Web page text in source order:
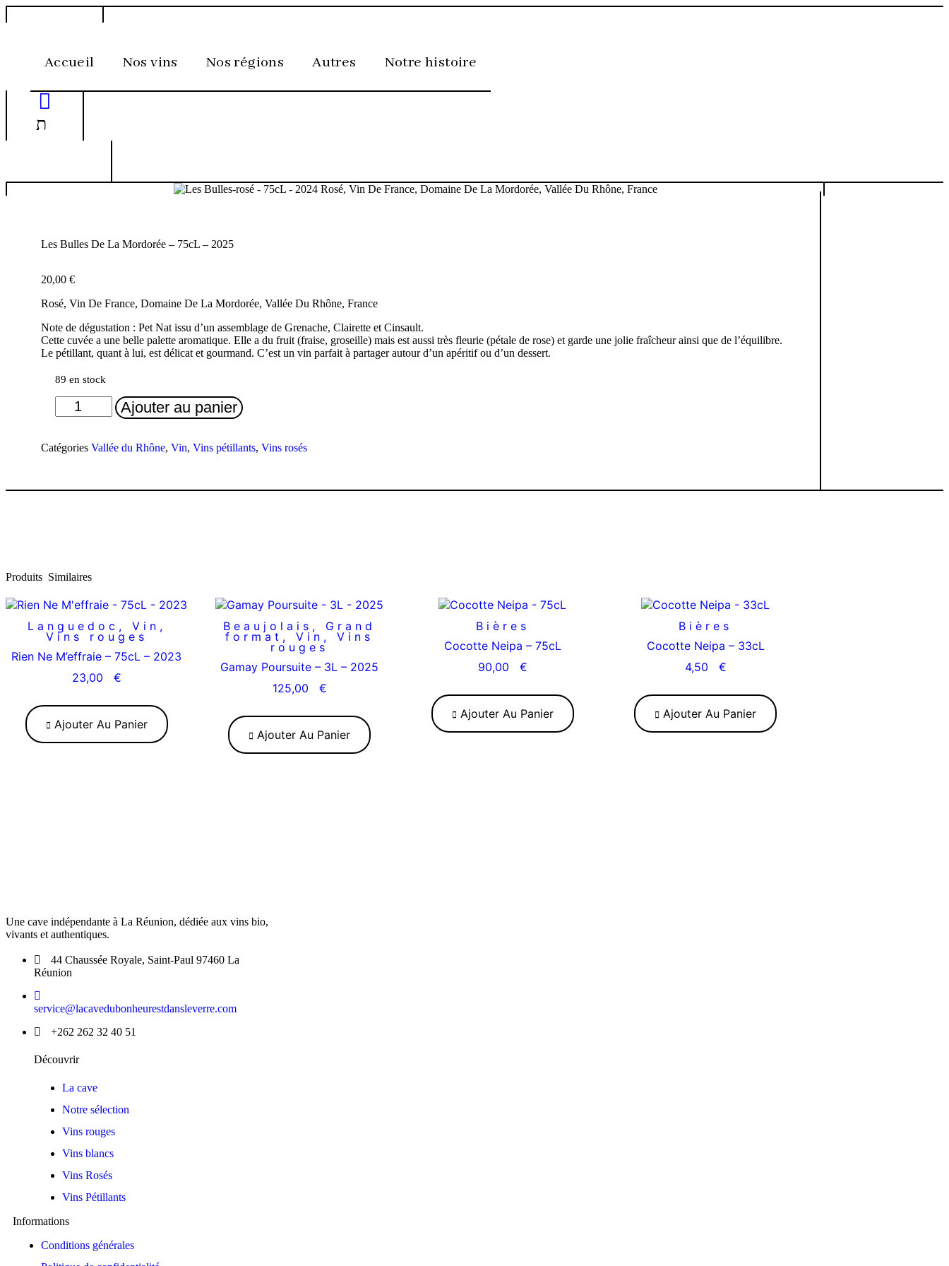
Aller
au
Accueil Nos vins Nos régions Autres Notre histoire
Les Bulles De La Mordorée – 75cL – 2025
20,00 €
Rosé, Vin De France, Domaine De La Mordorée, Vallée Du Rhône, France
Note de dégustation : Pet Nat issu d’un assemblage de Grenache, Clairette et Cinsault.
Cette cuvée a une belle palette aromatique. Elle a du fruit (fraise, groseille) mais est aussi très fleurie (pétale de rose) et garde une jolie fraîcheur ainsi que de l’équilibre.
Le pétillant, quant à lui, est délicat et gourmand. C’est un vin parfait à partager autour d’un apéritif ou d’un dessert.
89 en stock
quantité
de
De
-
Ajouter au panier
Catégories Vallée du Rhône, Vin, Vins pétillants, Vins rosés
Produits Similaires
Languedoc , Vin ,
Vins rouges
Rien Ne M’effraie – 75cL – 2023
23,00 €
Ajouter Au Panier
Beaujolais , Grand
format ,Vin ,Vins
rouges
Gamay Poursuite – 3L – 2025
125,00 €
Ajouter Au Panier
Bières
Cocotte Neipa – 75cL
90,00 €
Ajouter Au Panier
Bières
Cocotte Neipa – 33cL
4,50 €
Ajouter Au Panier
Une cave indépendante à La Réunion, dédiée aux vins bio,
vivants et authentiques.
44 Chaussée Royale, Saint-Paul 97460 La
Réunion
service@lacavedubonheurestdansleverre.com
+262 262 32 40 51
Découvrir
La cave
Notre sélection
Vins rouges
Vins blancs
Vins Rosés
Vins Pétillants
Informations
Conditions générales